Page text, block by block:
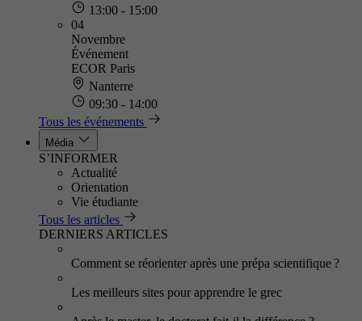
13:00 - 15:00
04
Novembre
Événement
ECOR Paris
Nanterre
09:30 - 14:00
Tous les événements
Média
S’INFORMER
Actualité
Orientation
Vie étudiante
Tous les articles
DERNIERS ARTICLES
Comment se réorienter après une prépa scientifique ?
Les meilleurs sites pour apprendre le grec